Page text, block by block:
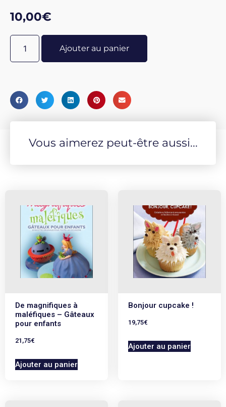
pratiques de respiration, relaxation, sophronisation
entrainement du cerveau, etc.
10,00€
Ajouter au panier
Vous aimerez peut-être aussi...
De magnifiques à
maléfiques – Gâteaux
pour enfants
21,75€
Ajouter au panier
Bonjour cupcake !
19,75€
Ajouter au panier